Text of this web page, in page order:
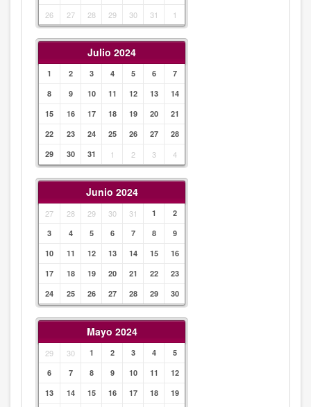
26
27 28 29 30 31 1
Julio 2024
1 2 3 4 5 6
7
8
9 10 11 12 13
14
15
16 17 18 19 20
21
22
23 24 25 26 27
28
29
30 31 1 2 3 4
Junio 2024
27 28 29 30 31 1
2
3
4 5 6 7 8
9
10
11 12 13 14 15
16
17
18 19 20 21 22
23
24
25 26 27 28 29 30
Mayo 2024
29 30 1 2 3 4
5
6
7 8 9 10 11
12
13
14 15 16 17 18
19